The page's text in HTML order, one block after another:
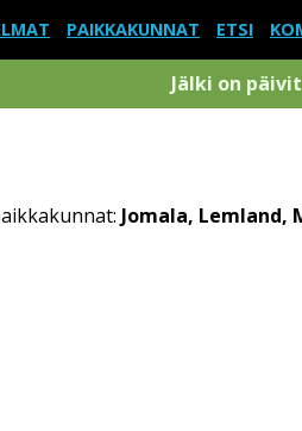
PAIKKAKUNNAT ETSI
Jälki on
Jomala, Lemland,